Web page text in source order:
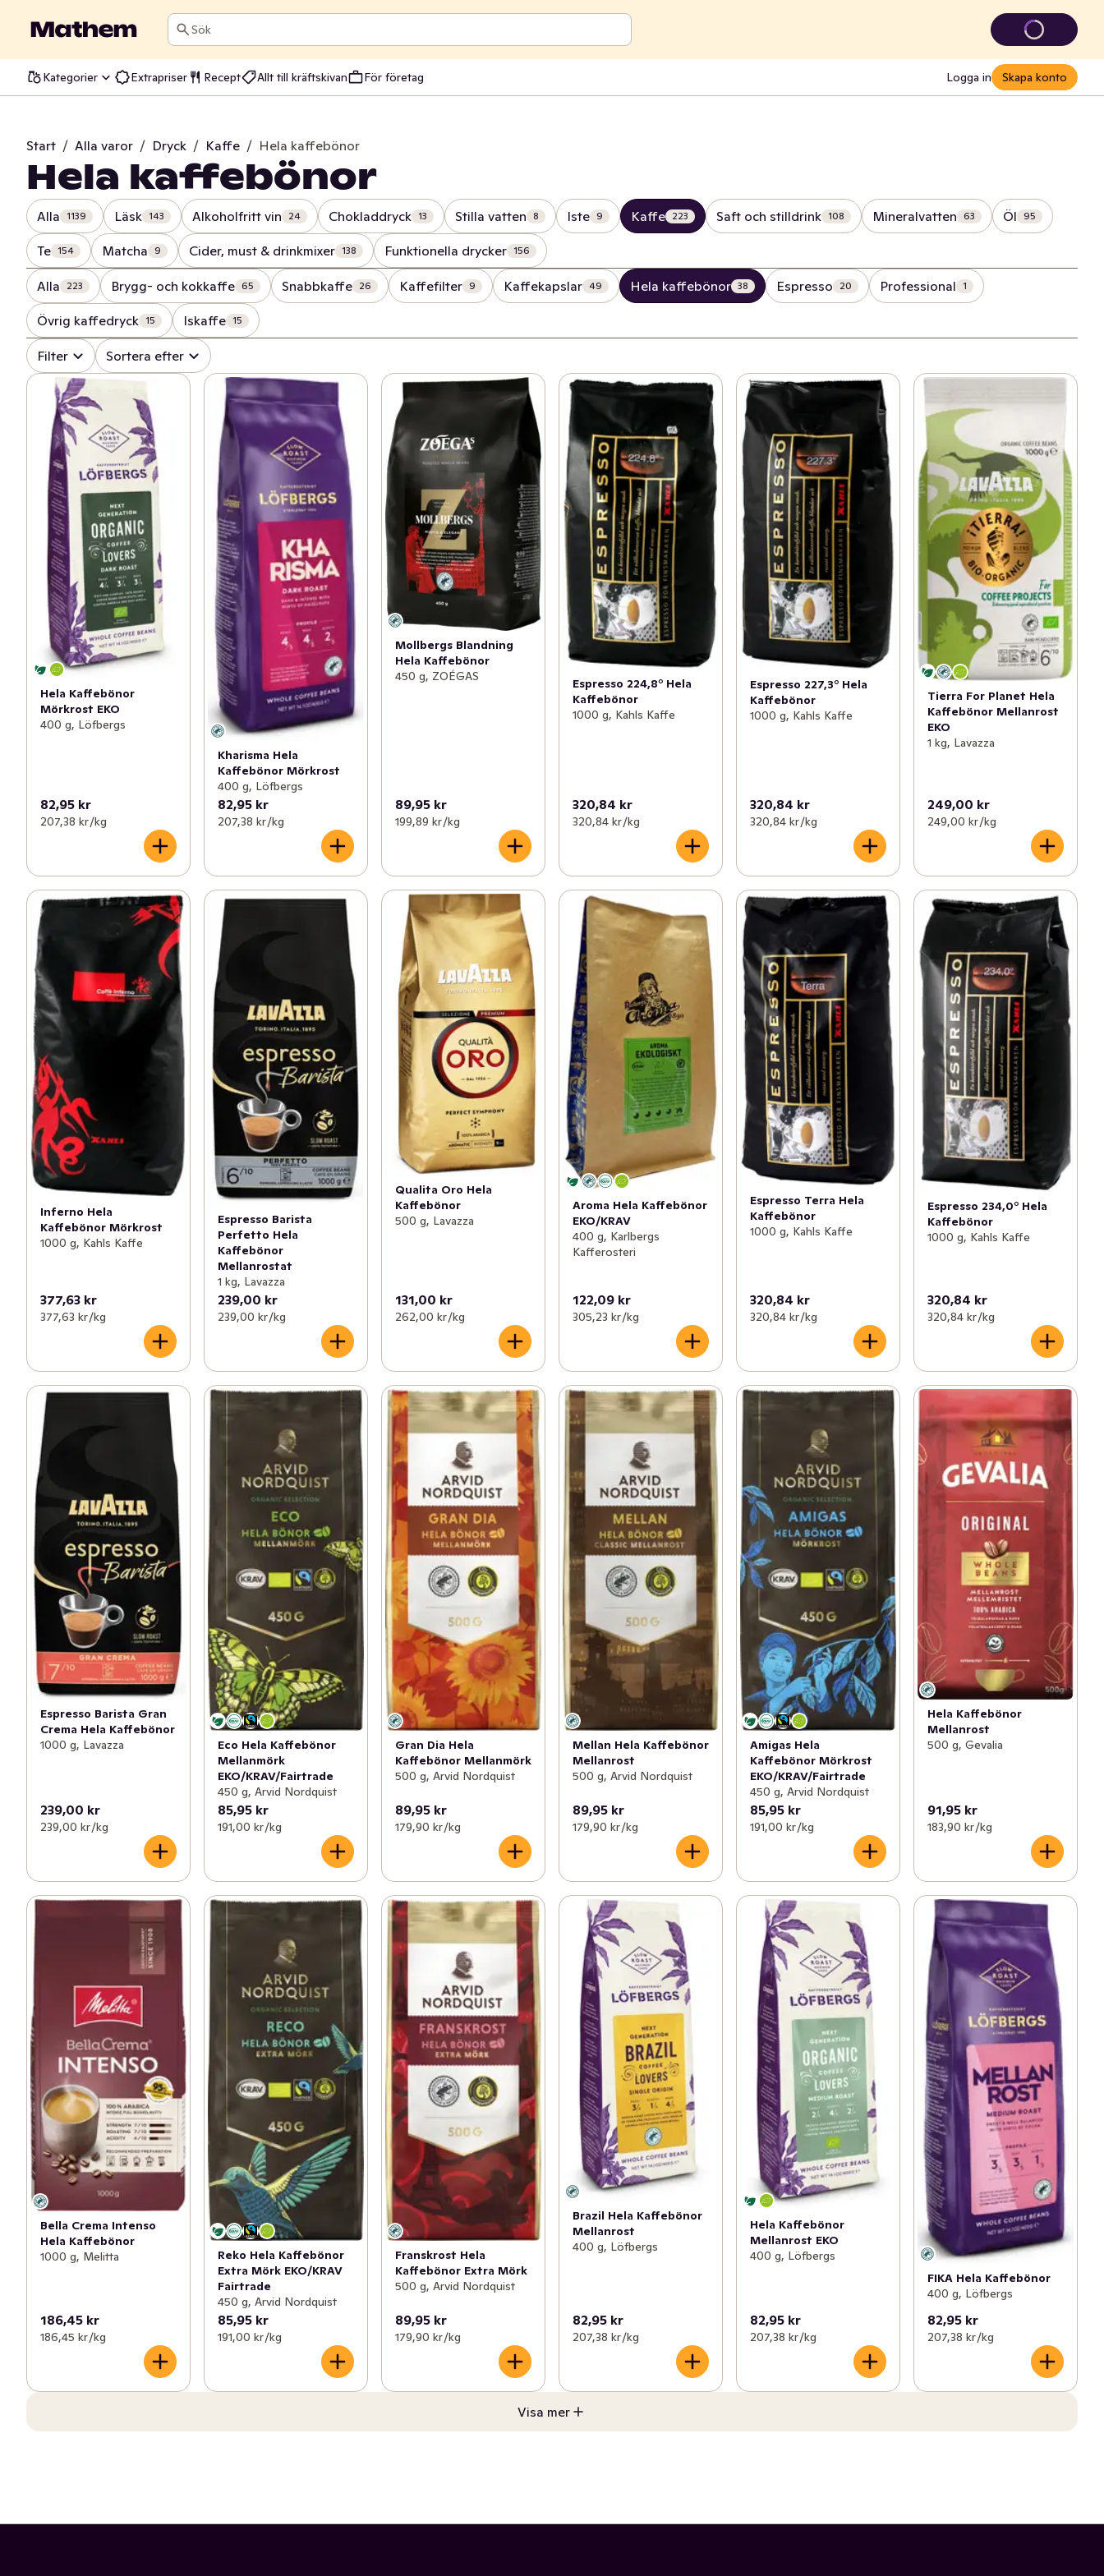
Sök
Kategorier Extrapriser Recept Allt till kräftskivan För företag Logga in Skapa konto
Start / Alla varor / Dryck / Kaffe / Hela kaffebönor
Hela kaffebönor
Alla 1139 Läsk 143 Alkoholfritt vin 24 Chokladdryck 13 Stilla vatten 8 Iste 9 Kaffe 223 Saft och stilldrink 108 Mineralvatten 63 Öl 95
Te 154 Matcha 9 Cider, must & drinkmixer 138 Funktionella drycker 156
Alla 223 Brygg- och kokkaffe 65 Snabbkaffe 26 Kaffefilter 9 Kaffekapslar 49 Hela kaffebönor 38 Espresso 20 Professional 1
Övrig kaffedryck 15 Iskaffe 15
Filter Sortera efter
Hela Kaffebönor
Mörkrost EKO
400 g, Löfbergs
82,95 kr
207,38 kr /kg
Kharisma Hela
Kaffebönor Mörkrost
400 g, Löfbergs
82,95 kr
207,38 kr /kg
Mollbergs Blandning
Hela Kaffebönor
450 g, ZOÉGAS
89,95 kr
199,89 kr /kg
Espresso 224,8° Hela
Kaffebönor
1000 g, Kahls Kaffe
320,84 kr
320,84 kr /kg
Espresso 227,3° Hela
Kaffebönor
1000 g, Kahls Kaffe
320,84 kr
320,84 kr /kg
Tierra For Planet Hela
Kaffebönor Mellanrost
EKO
1 kg, Lavazza
249,00 kr
249,00 kr /kg
Inferno Hela
Kaffebönor Mörkrost
1000 g, Kahls Kaffe
377,63 kr
377,63 kr /kg
Espresso Barista
Perfetto Hela
Kaffebönor
Mellanrostat
1 kg, Lavazza
239,00 kr
239,00 kr /kg
Qualita Oro Hela
Kaffebönor
500 g, Lavazza
131,00 kr
262,00 kr /kg
Aroma Hela Kaffebönor
EKO/KRAV
400 g, Karlbergs
Kafferosteri
122,09 kr
305,23 kr /kg
Espresso Terra Hela
Kaffebönor
1000 g, Kahls Kaffe
320,84 kr
320,84 kr /kg
Espresso 234,0° Hela
Kaffebönor
1000 g, Kahls Kaffe
320,84 kr
320,84 kr /kg
Espresso Barista Gran
Crema Hela Kaffebönor
1000 g, Lavazza
239,00 kr
239,00 kr /kg
Eco Hela Kaffebönor
Mellanmörk
EKO/KRAV/Fairtrade
450 g, Arvid Nordquist
85,95 kr
191,00 kr /kg
Gran Dia Hela
Kaffebönor Mellanmörk
500 g, Arvid Nordquist
89,95 kr
179,90 kr /kg
Mellan Hela Kaffebönor
Mellanrost
500 g, Arvid Nordquist
89,95 kr
179,90 kr /kg
Amigas Hela
Kaffebönor Mörkrost
EKO/KRAV/Fairtrade
450 g, Arvid Nordquist
85,95 kr
191,00 kr /kg
Hela Kaffebönor
Mellanrost
500 g, Gevalia
91,95 kr
183,90 kr /kg
Bella Crema Intenso
Hela Kaffebönor
1000 g, Melitta
186,45 kr
186,45 kr /kg
Reko Hela Kaffebönor
Extra Mörk EKO/KRAV
Fairtrade
450 g, Arvid Nordquist
85,95 kr
191,00 kr /kg
Franskrost Hela
Kaffebönor Extra Mörk
500 g, Arvid Nordquist
89,95 kr
179,90 kr /kg
Brazil Hela Kaffebönor
Mellanrost
400 g, Löfbergs
82,95 kr
207,38 kr /kg
Hela Kaffebönor
Mellanrost EKO
400 g, Löfbergs
82,95 kr
207,38 kr /kg
FIKA Hela Kaffebönor
400 g, Löfbergs
82,95 kr
207,38 kr /kg
Visa mer